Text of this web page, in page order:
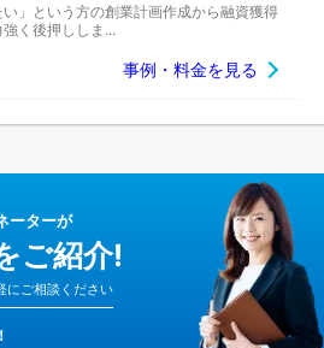
い」という方の創業計画作成から融資獲得
く後押ししま...
事例・料金を見る
ーターが
ご紹介!
にご相談ください